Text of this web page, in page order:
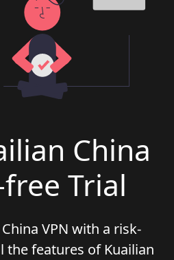
China
Trial
VPN with a risk-
features of Kuailian